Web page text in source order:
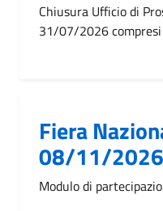
Chiusura Ufficio di
31/07/2026 compresi
Fiera
08/11/2026
Modulo di